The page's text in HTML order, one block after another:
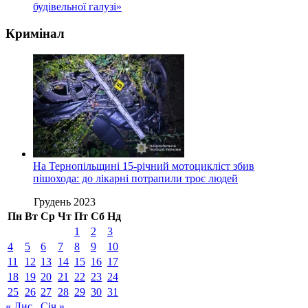
будівельної галузі»
Кримінал
На Тернопільщині 15-річний мотоцикліст збив
пішохода: до лікарні потрапили троє людей
Грудень 2023
Пн Вт Ср Чт Пт Сб Нд
1
2
3
4
5 6 7 8 9
10
11
12 13 14 15 16 17
18 19 20 21 22 23 24
25 26 27 28 29 30 31